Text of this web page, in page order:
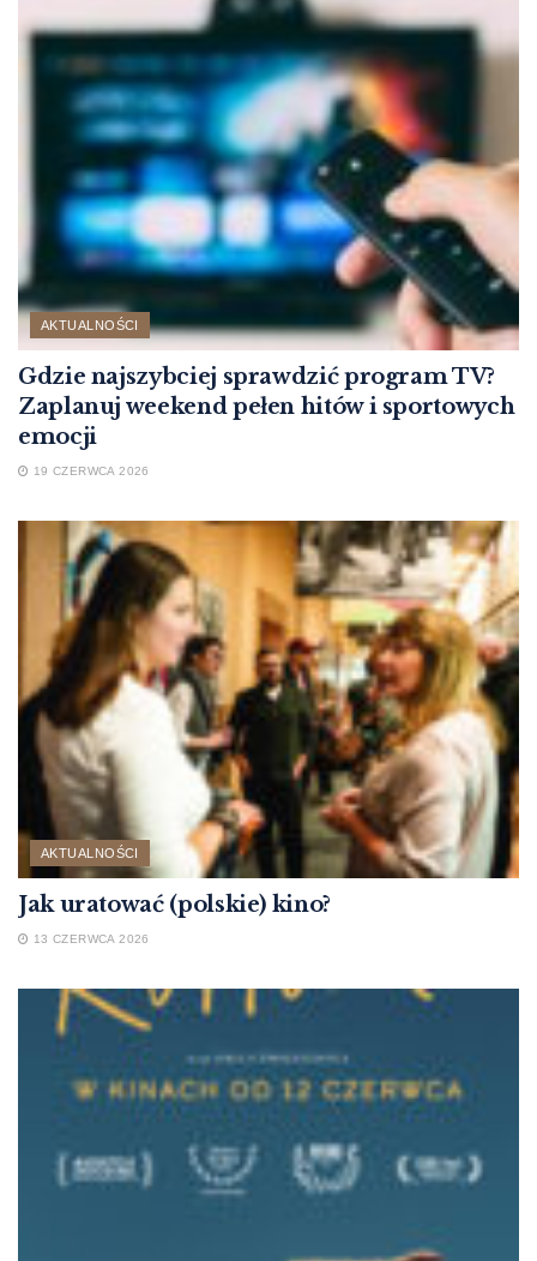
AKTUALNOŚCI
Gdzie najszybciej sprawdzić program TV?
Zaplanuj weekend pełen hitów i sportowych
emocji
19 CZERWCA 2026
AKTUALNOŚCI
Jak uratować (polskie) kino?
13 CZERWCA 2026